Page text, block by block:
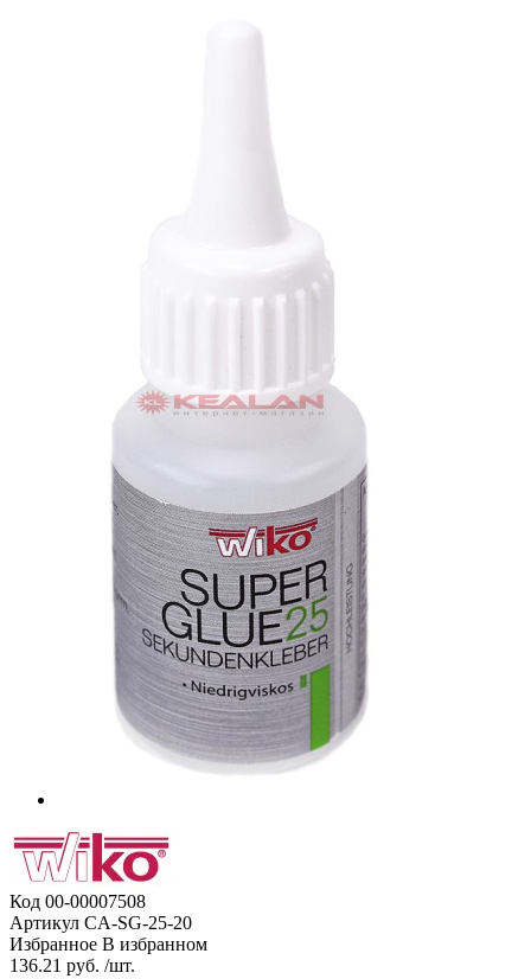
Код 00-00007508
Артикул CA-SG-25-20
Избранное В избранном
136.21 руб. /шт.